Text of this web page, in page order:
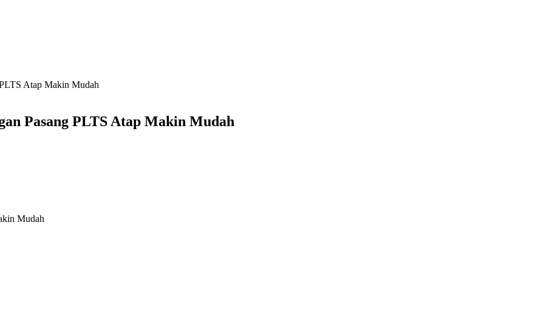
Atap Makin Mudah
Pasang PLTS Atap Makin Mudah
Mudah